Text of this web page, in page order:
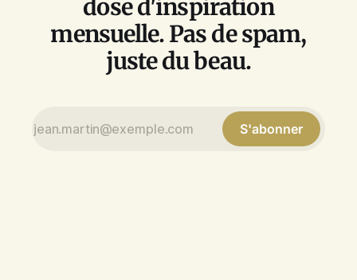
dose d'inspiration
mensuelle. Pas de spam,
juste du beau.
S'abonner